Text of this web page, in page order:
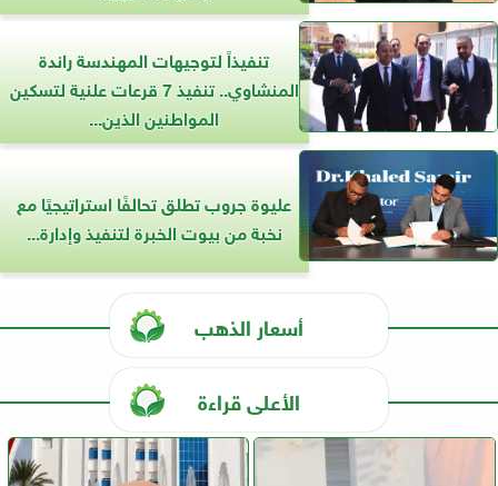
تنفيذاً لتوجيهات المهندسة راندة
المنشاوي.. تنفيذ 7 قرعات علنية لتسكين
المواطنين الذين...
عليوة جروب تطلق تحالفًا استراتيجيًا مع
نخبة من بيوت الخبرة لتنفيذ وإدارة...
أسعار الذهب
الأعلى قراءة